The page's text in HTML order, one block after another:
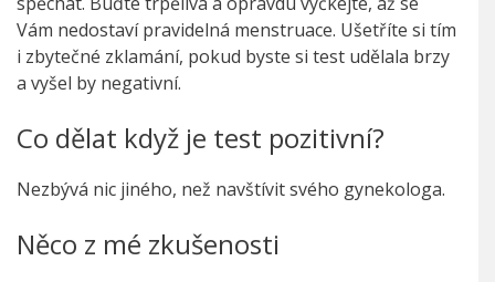
Vám nedostaví pravidelná menstruace. Ušetříte si tím
i zbytečné zklamání, pokud byste si test udělala brzy
a vyšel by negativní.
Co dělat když je test pozitivní?
Nezbývá nic jiného, než navštívit svého gynekologa.
Něco z mé zkušenosti